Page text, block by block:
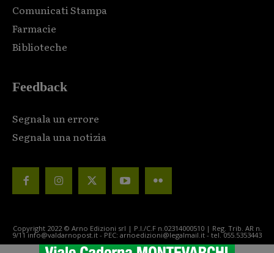
Comunicati Stampa
Farmacie
Biblioteche
Feedback
Segnala un errore
Segnala una notizia
Copyright 2022 © Arno Edizioni srl | P.I./C.F n.02314000510 | Reg. Trib. AR n.
9/11 info@valdarnopost.it - PEC: arnoedizioni@legalmail.it - tel. 055.5353443